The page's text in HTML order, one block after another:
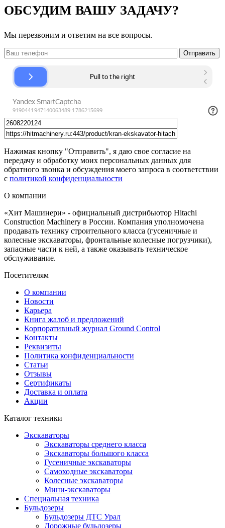
ОБСУДИМ ВАШУ ЗАДАЧУ?
Мы перезвоним и ответим на все вопросы.
Нажимая кнопку "Отправить", я даю свое согласие на
передачу и обработку моих персональных данных для
обратного звонка и обсуждения моего запроса в соответствии
с политикой конфиденциальности
О компании
«Хит Машинери» - официальный дистрибьютор Hitachi
Construction Machinery в России. Компания уполномочена
продавать технику строительного класса (гусеничные и
колесные экскаваторы, фронтальные колесные погрузчики),
запасные части к ней, а также оказывать техническое
обслуживание.
Посетителям
О компании
Новости
Карьера
Книга жалоб и предложений
Корпоративный журнал Ground Control
Контакты
Реквизиты
Политика конфиденциальности
Статьи
Отзывы
Сертификаты
Доставка и оплата
Акции
Каталог техники
Экскаваторы
Экскаваторы среднего класса
Экскаваторы большого класса
Гусеничные экскаваторы
Самоходные экскаваторы
Колесные экскаваторы
Мини-экскаваторы
Специальная техника
Бульдозеры
Бульдозеры ДТС Урал
Дорожные бульдозеры